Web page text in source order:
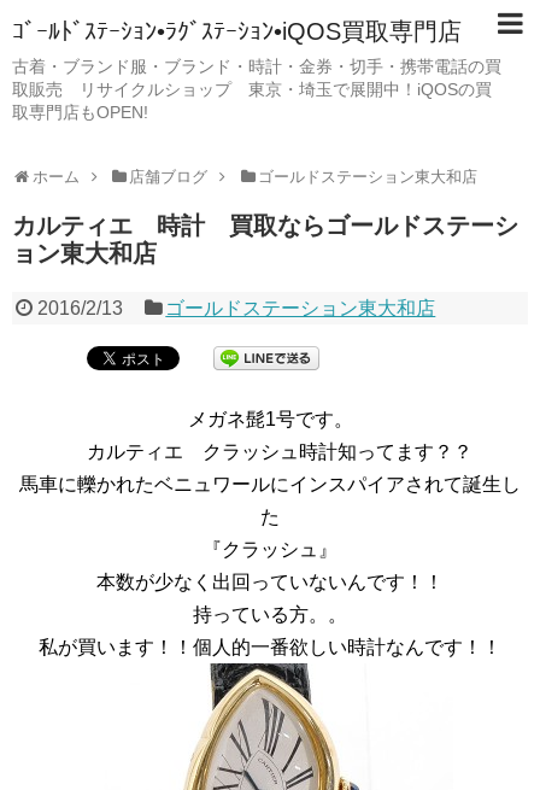
ｺﾞｰﾙﾄﾞｽﾃｰｼｮﾝ•ﾗｸﾞｽﾃｰｼｮﾝ•iQOS買取専門店
古着・ブランド服・ブランド・時計・金券・切手・携帯電話の買
取販売 リサイクルショップ 東京・埼玉で展開中！iQOSの買
取専門店もOPEN!
ホーム 店舗ブログ ゴールドステーション東大和店
カルティエ 時計 買取ならゴールドステーシ
ョン東大和店
2016/2/13 ゴールドステーション東大和店
メガネ髭1号です。
カルティエ クラッシュ時計知ってます？？
馬車に轢かれたベニュワールにインスパイアされて誕生し
た
『クラッシュ』
本数が少なく出回っていないんです！！
持っている方。。
私が買います！！個人的一番欲しい時計なんです！！